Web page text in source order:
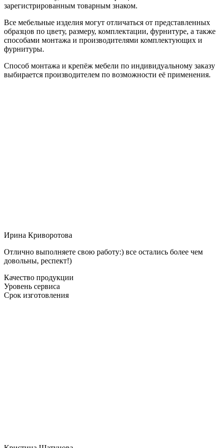
зарегистрированным товарным знаком.
Все мебельные изделия могут отличаться от представленных
образцов по цвету, размеру, комплектации, фурнитуре, а также
способами монтажа и производителями комплектующих и
фурнитуры.
Способ монтажа и крепёж мебели по индивидуальному заказу
выбирается производителем по возможности её применения.
Ирина Криворотова
Отлично выполняете свою работу:) все остались более чем
довольны, респект!)
Качество продукции
Уровень сервиса
Срок изготовления